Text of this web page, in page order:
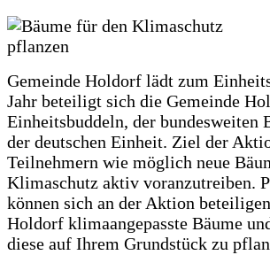
Gemeinde Holdorf lädt zum
Jahr beteiligt sich die Gemeinde
Einheitsbuddeln, der bundesweiten
der deutschen Einheit. Ziel der
Teilnehmern wie möglich neue
Klimaschutz aktiv voranzutreiben.
können sich an der Aktion
Holdorf klimaangepasste Bäume
diese auf Ihrem Grundstück zu pflan